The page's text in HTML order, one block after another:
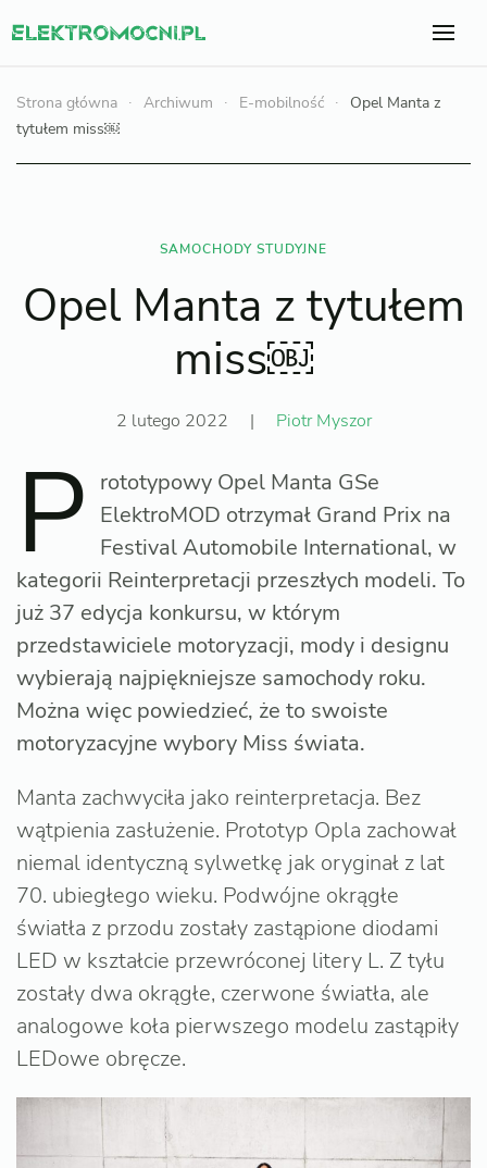
Strona główna Archiwum E-mobilność
Opel Manta z
tytułem miss￼
SAMOCHODY STUDYJNE
Opel Manta z tytułem
miss￼
2 lutego 2022 | Piotr Myszor
P rototypowy Opel Manta GSe
ElektroMOD otrzymał Grand Prix na
Festival Automobile International, w
kategorii Reinterpretacji przeszłych modeli. To
już 37 edycja konkursu, w którym
przedstawiciele motoryzacji, mody i designu
wybierają najpiękniejsze samochody roku.
Można więc powiedzieć, że to swoiste
motoryzacyjne wybory Miss świata.
Manta zachwyciła jako reinterpretacja. Bez
wątpienia zasłużenie. Prototyp Opla zachował
niemal identyczną sylwetkę jak oryginał z lat
70. ubiegłego wieku. Podwójne okrągłe
światła z przodu zostały zastąpione diodami
LED w kształcie przewróconej litery L. Z tyłu
zostały dwa okrągłe, czerwone światła, ale
analogowe koła pierwszego modelu zastąpiły
LEDowe obręcze.